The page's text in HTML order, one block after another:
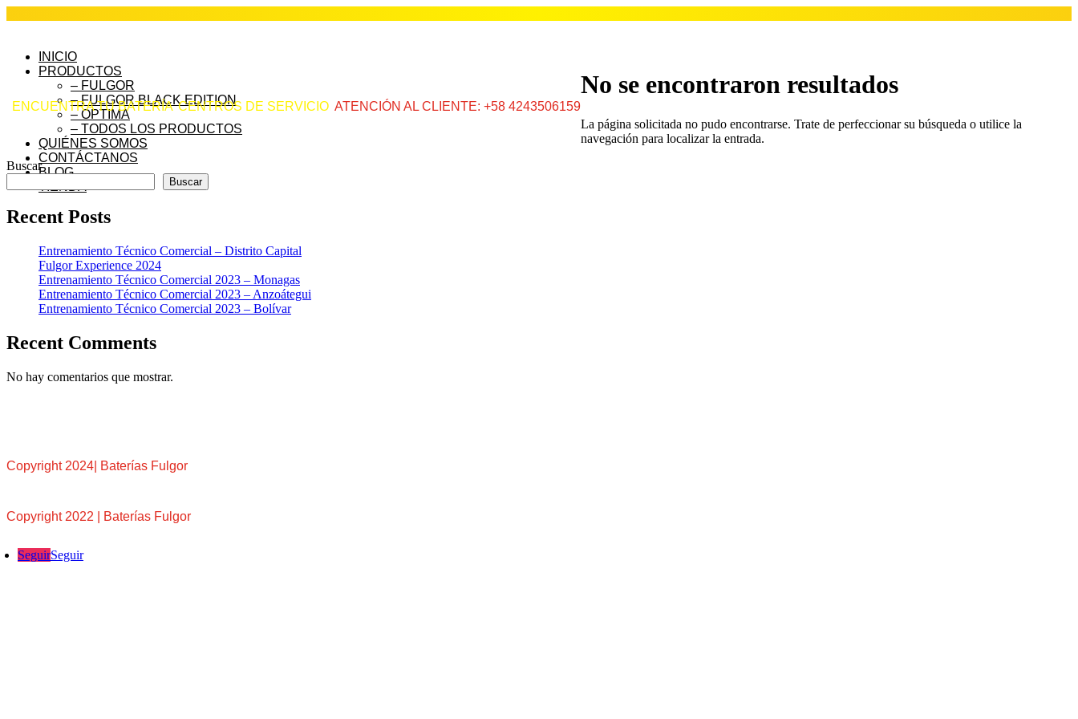
INICIO
PRODUCTOS
– FULGOR
– FULGOR BLACK EDITION
– OPTIMA
– TODOS LOS PRODUCTOS
QUIÉNES SOMOS
CONTÁCTANOS
BLOG
TIENDA
ENCUENTRA TU BATERÍA CENTROS DE SERVICIO ATENCIÓN AL CLIENTE: +58 4243506159
No se encontraron resultados
La página solicitada no pudo encontrarse. Trate de perfeccionar su búsqueda o utilice la
navegación para localizar la entrada.
Buscar
Buscar
Recent Posts
Entrenamiento Técnico Comercial – Distrito Capital
Fulgor Experience 2024
Entrenamiento Técnico Comercial 2023 – Monagas
Entrenamiento Técnico Comercial 2023 – Anzoátegui
Entrenamiento Técnico Comercial 2023 – Bolívar
Recent Comments
No hay comentarios que mostrar.
Copyright 2024| Baterías Fulgor
Copyright 2022 | Baterías Fulgor
SeguirSeguir